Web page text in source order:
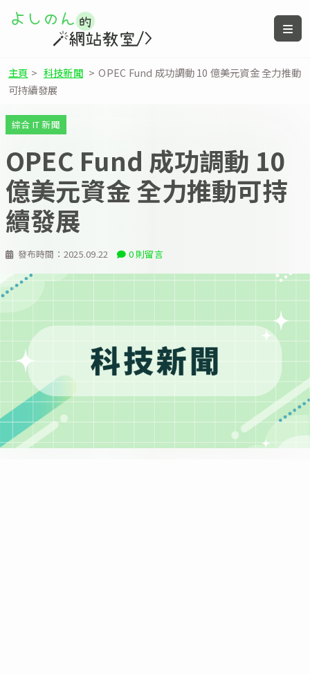
主頁 > 科技新聞 > OPEC Fund 成功調動 10 億美元資金 全力推動
可持續發展
發布時間： 2025.09.22 0 則留言
綜合 IT 新聞
OPEC Fund 成功調動 10
億美元資金 全力推動可持
續發展